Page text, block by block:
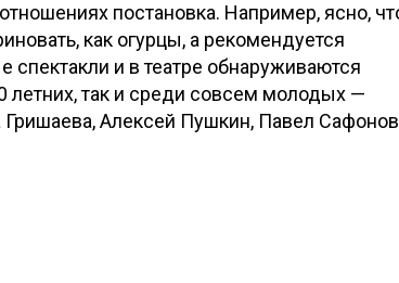
постановка. Например, ясно,
как огурцы, а рекомендуется
и в театре обнаруживаются
летних, так и среди совсем молодых —
Алексей Пушкин, Павел Сафонов